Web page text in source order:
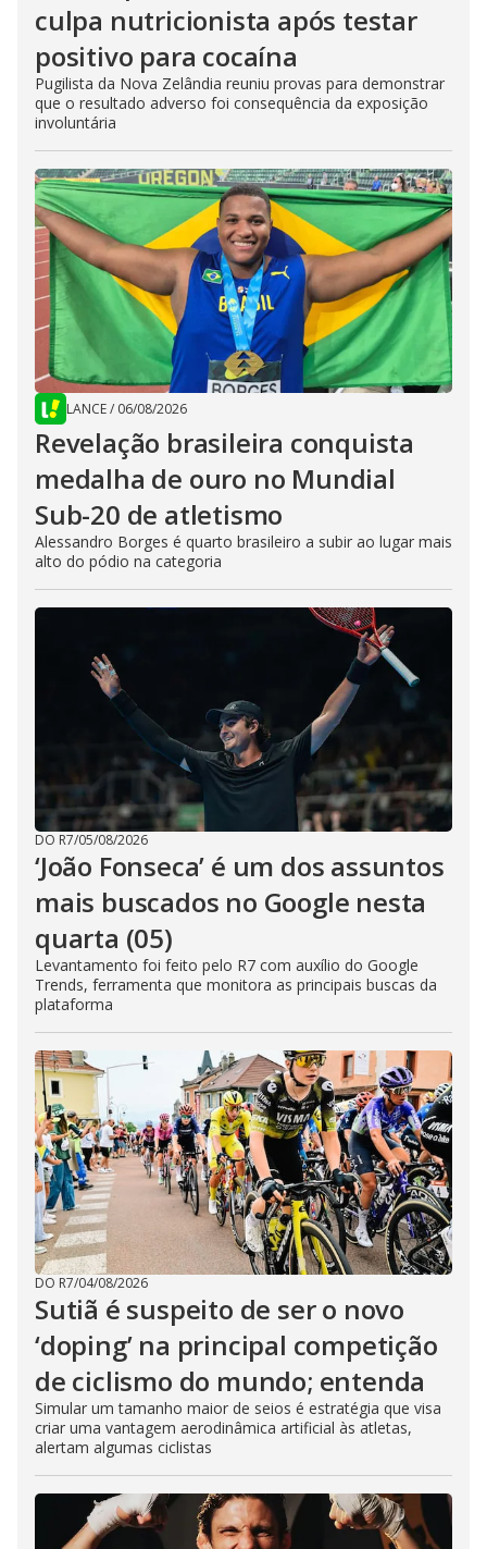
culpa nutricionista após testar
positivo para cocaína
Pugilista da Nova Zelândia reuniu provas para demonstrar
que o resultado adverso foi consequência da exposição
involuntária
LANCE/ 06/08/2026
Revelação brasileira conquista
medalha de ouro no Mundial
Sub-20 de atletismo
Alessandro Borges é quarto brasileiro a subir ao lugar mais
alto do pódio na categoria
DO R7/05/08/2026
‘João Fonseca’ é um dos assuntos
mais buscados no Google nesta
quarta (05)
Levantamento foi feito pelo R7 com auxílio do Google
Trends, ferramenta que monitora as principais buscas da
plataforma
DO R7/04/08/2026
Sutiã é suspeito de ser o novo
‘doping’ na principal competição
de ciclismo do mundo; entenda
Simular um tamanho maior de seios é estratégia que visa
criar uma vantagem aerodinâmica artificial às atletas,
alertam algumas ciclistas